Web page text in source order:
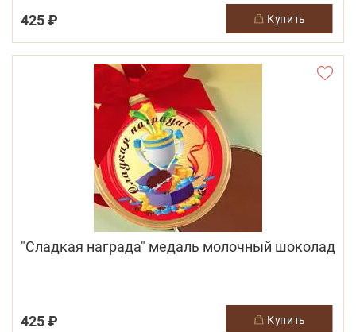
425 ₽ купить
"Сладкая награда" медаль молочный шоколад
425 ₽ купить